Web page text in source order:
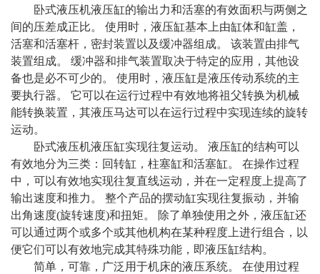
卧式液压机液压缸的输出力和活塞的有效面积与两侧之
间的压差成正比。 使用时，液压缸基本上由缸体和缸盖，
活塞和活塞杆，密封装置以及缓冲器组成。 该装置由排气
装置组成。 缓冲器和排气装置取决于特定的应用，其他设
备也是必不可少的。 使用时，液压缸是液压传动系统的主
要执行器。 它可以在运行过程中有效地将祖父转换为机械
能转换装置，其液压马达可以在运行过程中实现连续的旋转
运动。
卧式液压机液压缸实现往复运动。 液压缸的结构可以
有效地分为三类：回转缸，柱塞缸和活塞缸。 在操作过程
中，可以有效地实现往复直线运动，并在一定程度上提高了
输出速度和推力。 整个产品的摆动缸实现往复振动，并输
出角速度(旋转速度)和扭矩。 除了单独使用之外，液压缸还
可以通过两个或多个或其他机构在某种程度上进行组合，以
便它们可以有效地完成其特殊功能，即液压缸结构。
简单，可靠，广泛用于机床的液压系统。 在使用过程